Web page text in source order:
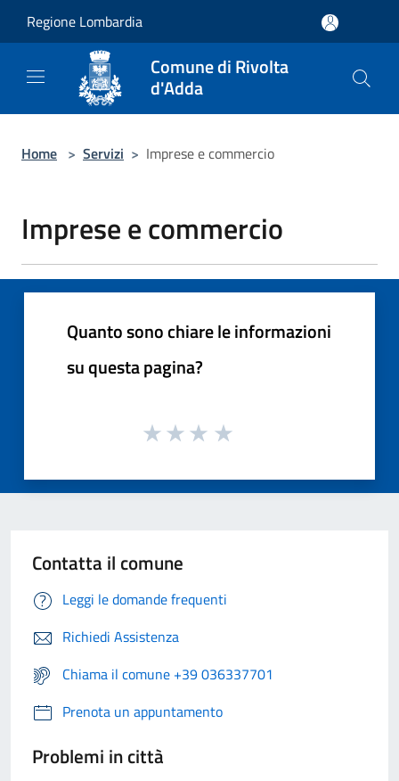
Regione Lombardia
Comune di Rivolta
d'Adda
Home > Servizi > Imprese e commercio
Imprese e commercio
Quanto sono chiare le informazioni
su questa pagina?
Contatta il comune
Leggi le domande frequenti
Richiedi Assistenza
Chiama il comune +39 036337701
Prenota un appuntamento
Problemi in città